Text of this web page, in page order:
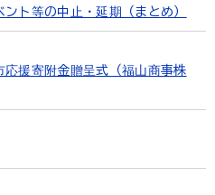
ト等の中止・延期（まとめ）
援寄附金贈呈式（福山商事株